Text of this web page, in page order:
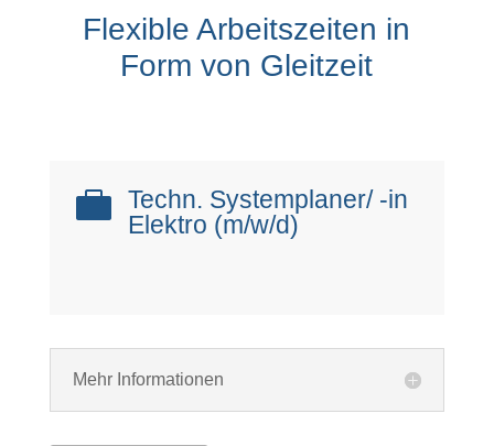
Flexible Arbeitszeiten in
Form von Gleitzeit
 Techn. Systemplaner/ -in
Elektro (m/w/d)
Mehr Informationen